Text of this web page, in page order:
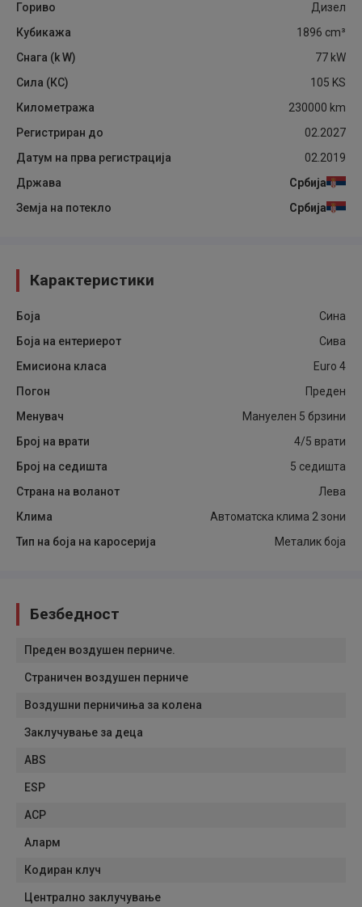
Гориво
Дизел
Кубикажа
1896 cm³
Снага (k W)
77 kW
Сила (КС)
105 KS
Километража
230000 km
Регистриран до
02.2027
Датум на прва регистрација
02.2019
Држава
Србија
Земја на потекло
Србија
Карактеристики
Боја
Сина
Боја на ентериерот
Сива
Емисиона класа
Euro 4
Погон
Преден
Менувач
Мануелен 5 брзини
Број на врати
4/5 врати
Број на седишта
5 седишта
Страна на воланот
Лева
Клима
Автоматска клима 2 зони
Тип на боја на каросерија
Металик боја
Безбедност
Преден воздушен перниче.
Страничен воздушен перниче
Воздушни перничиња за колена
Заклучување за деца
ABS
ESP
АСР
Аларм
Кодиран клуч
Централно заклучување